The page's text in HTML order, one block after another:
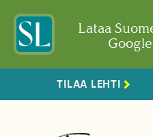
Lataa
TILAA LEHTI